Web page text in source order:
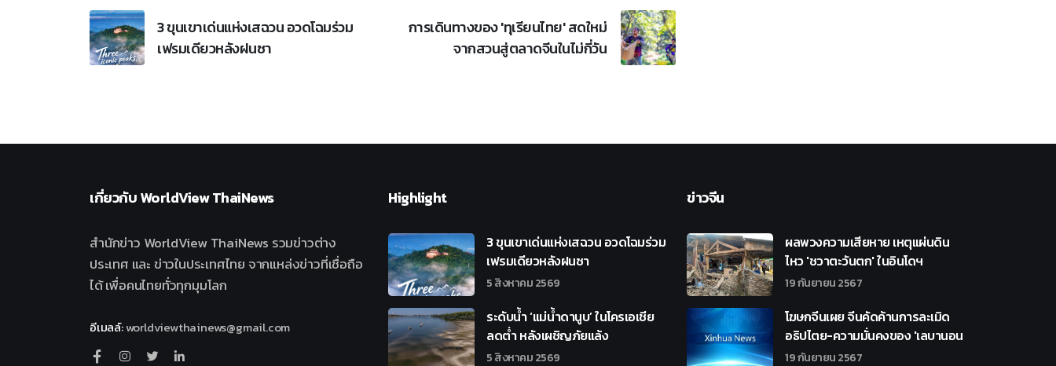
3 ขุนเขาเด่นแห่งเสฉวน อวดโฉมร่วม
เฟรมเดียวหลังฝนซา
การเดินทางของ 'ทุเรียนไทย' สดใหม่
จากสวนสู่ตลาดจีนในไม่กี่วัน
เกี่ยวกับWorldView ThaiNews
สำนักข่าว WorldView ThaiNews รวมข่าวต่าง
ประเทศ และ ข่าวในประเทศไทย จากแหล่งข่าวที่เชื่อถือ
ได้ เพื่อคนไทยทั่วทุกมุมโลก
อีเมลล์:worldviewthainews@gmail.com
Highlight
3 ขุนเขาเด่นแห่งเสฉวน อวดโฉมร่วม
เฟรมเดียวหลังฝนซา
5 สิงหาคม 2569
ระดับน้ำ ‘แม่น้ำดานูบ’ ในโครเอเชีย
ลดต่ำ หลังเผชิญภัยแล้ง
5 สิงหาคม 2569
ข่าวจีน
ผลพวงความเสียหาย เหตุแผ่นดิน
ไหว 'ชวาตะวันตก' ในอินโดฯ
19 กันยายน 2567
โฆษกจีนเผย จีนคัดค้านการละเมิด
อธิปไตย-ความมั่นคงของ 'เลบานอน
19 กันยายน 2567